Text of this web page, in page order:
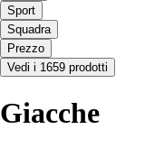
Sport
Squadra
Prezzo
Vedi i 1659 prodotti
Giacche